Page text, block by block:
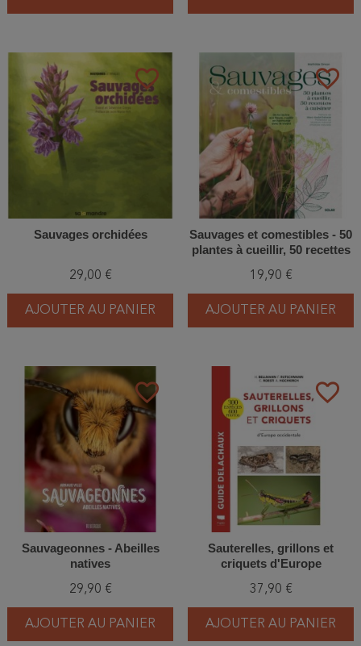
favorite_border
Sauvages orchidées
29,00 €
AJOUTER AU PANIER
favorite_border
Sauvages et comestibles - 50
plantes à cueillir, 50 recettes
19,90 €
AJOUTER AU PANIER
favorite_border
Sauvageonnes - Abeilles
natives
29,90 €
AJOUTER AU PANIER
favorite_border
Sauterelles, grillons et
criquets d'Europe
37,90 €
AJOUTER AU PANIER